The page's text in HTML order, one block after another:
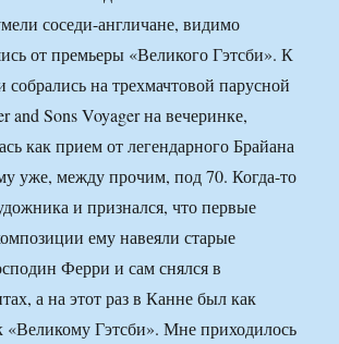
соседи-англичане, видимо
от премьеры «Великого Гэтсби». К
собрались на трехмачтовой парусной
and Sons Voyager на вечеринке,
как прием от легендарного Брайана
уже, между прочим, под 70. Когда-то
и признался, что первые
ему навеяли старые
Ферри и сам снялся в
а на этот раз в Канне был как
«Великому Гэтсби». Мне приходилось